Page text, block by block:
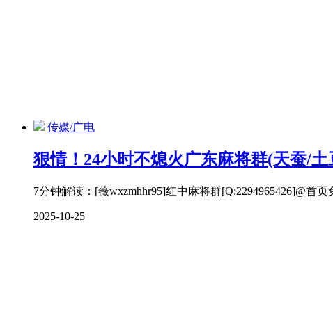
传媒/广电
狠情！24小时不熄火广东麻将群(天蚕/土
7分钟解读：[薇wxzmhhr95]红中麻将群[Q:2294965426]@首
2025-10-25